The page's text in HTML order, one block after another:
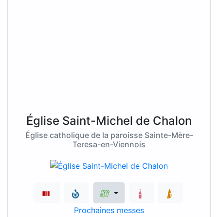
Église Saint-Michel de Chalon
Église catholique de la paroisse Sainte-Mère-
Teresa-en-Viennois
Prochaines messes